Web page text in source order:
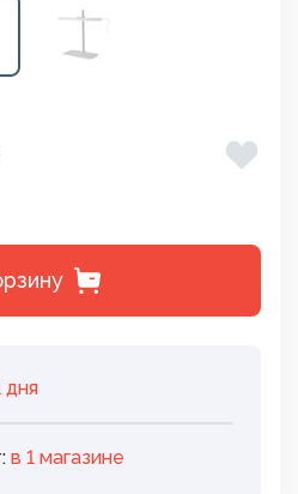
дня
в 1 магазинe